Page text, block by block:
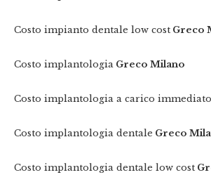
Costo impianto dentale low cost Greco
Costo implantologia Greco Milano
Costo implantologia a carico immediato
Costo implantologia dentale Greco
Costo implantologia dentale low cost